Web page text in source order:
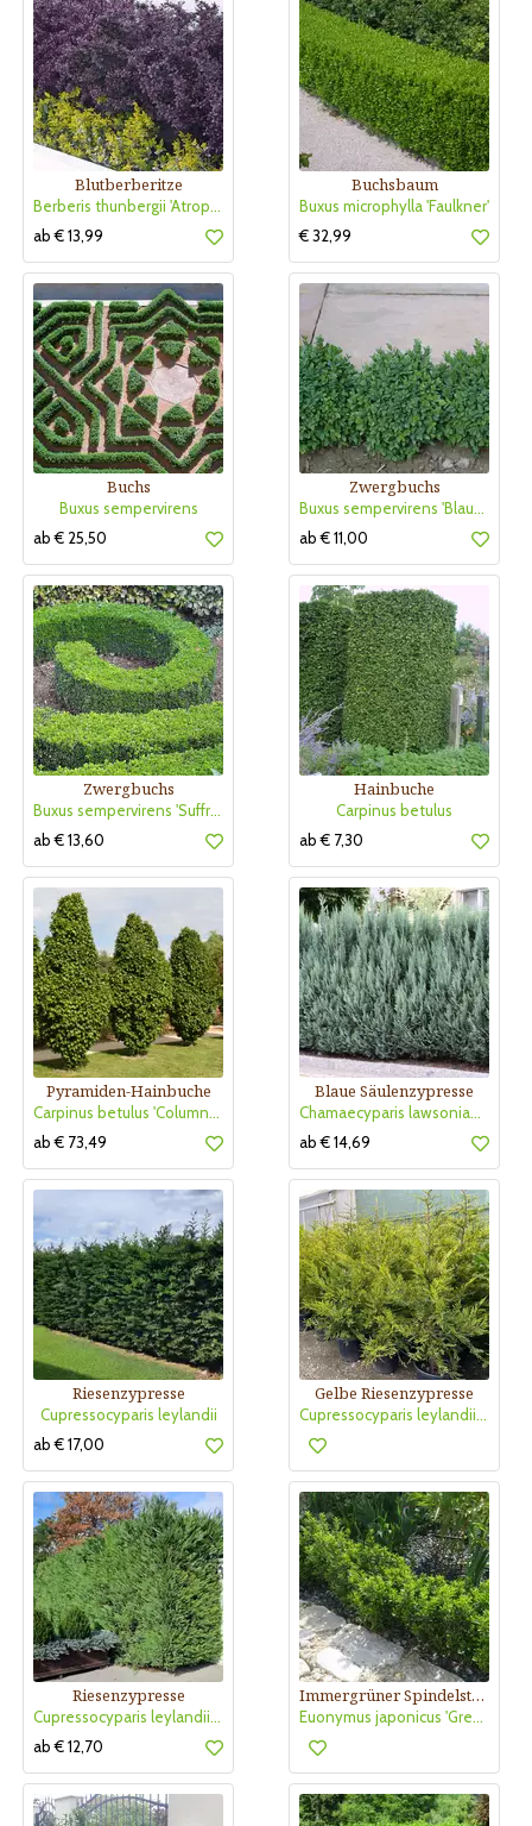
Blutberberitze
Berberis thunbergii 'Atropurpurea'
ab € 13,99
Buchsbaum
Buxus microphylla 'Faulkner'
€ 32,99
Buchs
Buxus sempervirens
ab € 25,50
Zwergbuchs
Buxus sempervirens 'Blauer Heinz'
ab € 11,00
Zwergbuchs
Buxus sempervirens 'Suffruticosa'
ab € 13,60
Hainbuche
Carpinus betulus
ab € 7,30
Pyramiden-Hainbuche
Carpinus betulus 'Columnaris'
ab € 73,49
Blaue Säulenzypresse
Chamaecyparis lawsoniana 'Columnaris'
ab € 14,69
Riesenzypresse
Cupressocyparis leylandii
ab € 17,00
Gelbe Riesenzypresse
Cupressocyparis leylandii 'Castlewellan Gold'
Riesenzypresse
Cupressocyparis leylandii 'Jade'
ab € 12,70
Immergrüner Spindelstrauch
Euonymus japonicus 'Green Border'